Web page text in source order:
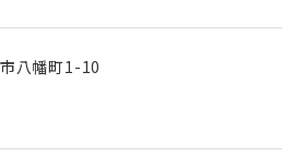
八幡町1-10